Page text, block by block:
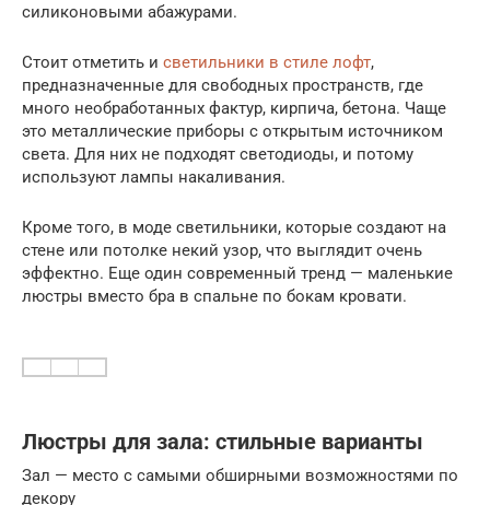
силиконовыми абажурами.
Стоит отметить и светильники в стиле лофт,
предназначенные для свободных пространств, где
много необработанных фактур, кирпича, бетона. Чаще
это металлические приборы с открытым источником
света. Для них не подходят светодиоды, и потому
используют лампы накаливания.
Кроме того, в моде светильники, которые создают на
стене или потолке некий узор, что выглядит очень
эффектно. Еще один современный тренд — маленькие
люстры вместо бра в спальне по бокам кровати.
Люстры для зала: стильные варианты
Зал — место с самыми обширными возможностями по
декору